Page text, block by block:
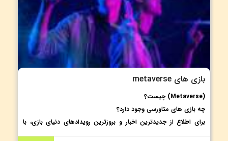
بازی های metaverse
(Metaverse) چیست؟
چه بازی های متاورسی وجود دارد؟
برای اطلاع از جدیدترین اخبار و بروزترین رویدادهای دنیای بازی، با
Acc2Shop همراه باشید.